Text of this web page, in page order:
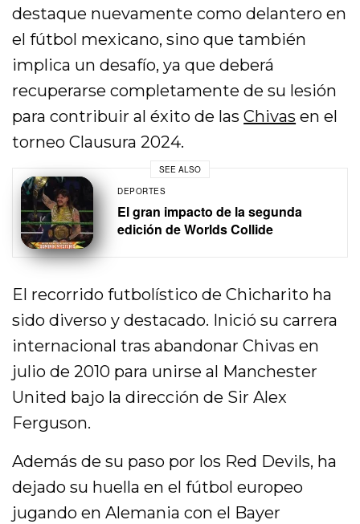
destaque nuevamente como delantero en
el fútbol mexicano, sino que también
implica un desafío, ya que deberá
recuperarse completamente de su lesión
para contribuir al éxito de lasChivas en el
torneo Clausura 2024.
SEE ALSO
DEPORTES
El gran impacto de la segunda
edición de Worlds Collide
El recorrido futbolístico de Chicharito ha
sido diverso y destacado. Inició su carrera
internacional tras abandonar Chivas en
julio de 2010 para unirse al Manchester
United bajo la dirección de Sir Alex
Ferguson.
Además de su paso por los Red Devils, ha
dejado su huella en el fútbol europeo
jugando en Alemania con el Bayer